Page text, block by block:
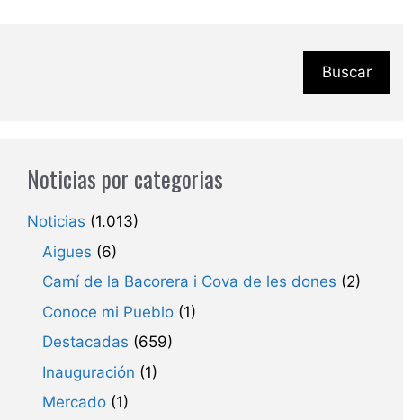
Buscar
Noticias por categorias
Noticias (1.013)
Aigues (6)
Camí de la Bacorera i Cova de les dones (2)
Conoce mi Pueblo (1)
Destacadas (659)
Inauguración (1)
Mercado (1)